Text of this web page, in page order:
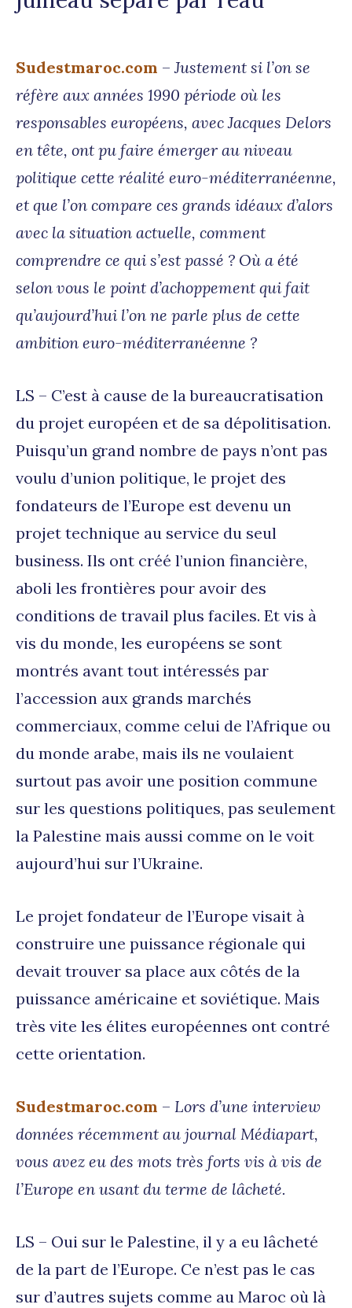
Sudestmaroc.com –Justement si l’on se
réfère aux années 1990 période où les
responsables européens, avec Jacques Delors
en tête, ont pu faire émerger au niveau
politique cette réalité euro-méditerranéenne,
et que l’on compare ces grands idéaux d’alors
avec la situation actuelle, comment
comprendre ce qui s’est passé ? Où a été
selon vous le point d’achoppement qui fait
qu’aujourd’hui l’on ne parle plus de cette
ambition euro-méditerranéenne ?
LS – C’est à cause de la bureaucratisation
du projet européen et de sa dépolitisation.
Puisqu’un grand nombre de pays n’ont pas
voulu d’union politique, le projet des
fondateurs de l’Europe est devenu un
projet technique au service du seul
business. Ils ont créé l’union financière,
aboli les frontières pour avoir des
conditions de travail plus faciles. Et vis à
vis du monde, les européens se sont
montrés avant tout intéressés par
l’accession aux grands marchés
commerciaux, comme celui de l’Afrique ou
du monde arabe, mais ils ne voulaient
surtout pas avoir une position commune
sur les questions politiques, pas seulement
la Palestine mais aussi comme on le voit
aujourd’hui sur l’Ukraine.
Le projet fondateur de l’Europe visait à
construire une puissance régionale qui
devait trouver sa place aux côtés de la
puissance américaine et soviétique. Mais
très vite les élites européennes ont contré
cette orientation.
Sudestmaroc.com – Lors d’une interview
données récemment au journal Médiapart,
vous avez eu des mots très forts vis à vis de
l’Europe en usant du terme de lâcheté.
LS – Oui sur le Palestine, il y a eu lâcheté
de la part de l’Europe. Ce n’est pas le cas
sur d’autres sujets comme au Maroc où là